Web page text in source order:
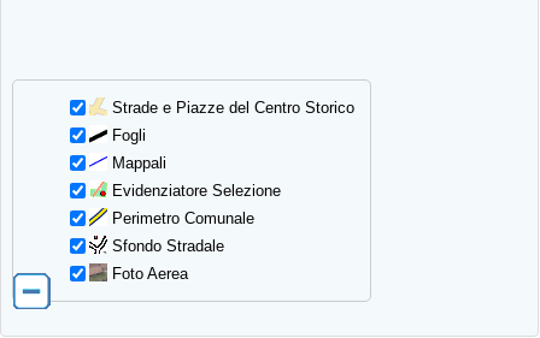
Strade e Piazze del Centro Storico
Fogli
Mappali
Evidenziatore Selezione
Perimetro Comunale
Sfondo Stradale
Foto Aerea